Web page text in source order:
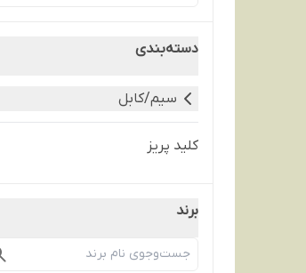
دسته‌بندی
سیم/کابل
کلید پریز
برند